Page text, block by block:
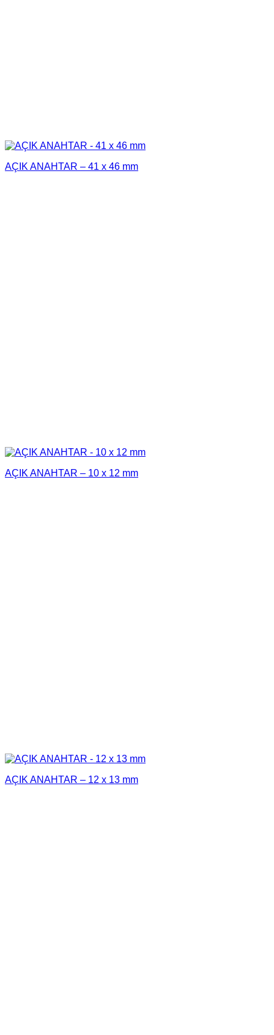
AÇIK ANAHTAR – 41 x 46 mm
AÇIK ANAHTAR – 10 x 12 mm
AÇIK ANAHTAR – 12 x 13 mm